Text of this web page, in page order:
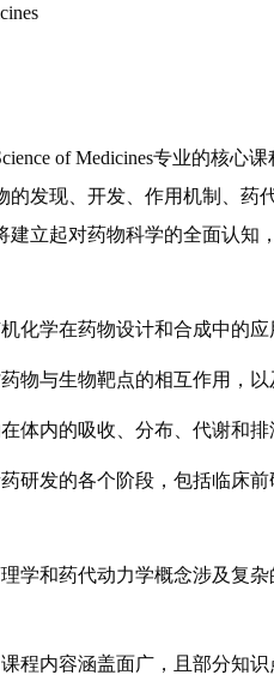
of Medicines专业的核
的发现、开发、作用机制、
立起对药物科学的全面认知
化学在药物设计和合成中的应
物与生物靶点的相互作用，以
体内的吸收、分布、代谢和
研发的各个阶段，包括临床前
学和药代动力学概念涉及复
程内容涵盖面广，且部分知识